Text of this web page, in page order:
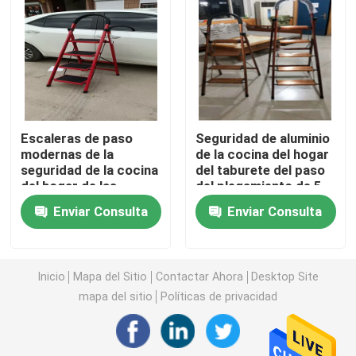
hoja acanalada del soldado enrollado en el ejército
Reborde de la tubería de acero
Tubo sin soldadura galvanizado
Colocación de la tubería de acero
Alambre del hierro del soldado enrollado en el ejército
malla de alambre soldada con autógena
Escaleras de paso
modernas de la
seguridad de la cocina
del hogar de las
escaleras de paso del
plegamiento 4
Enviar Consulta
Seguridad de aluminio
de la cocina del hogar
del taburete del paso
del plegamiento de 5
pasos cinco escaleras
de pasoEnviar Consulta
Inicio Mapa del Sitio Contactar Ahora
Desktop Site
mapa del sitio
Políticas de privacidad